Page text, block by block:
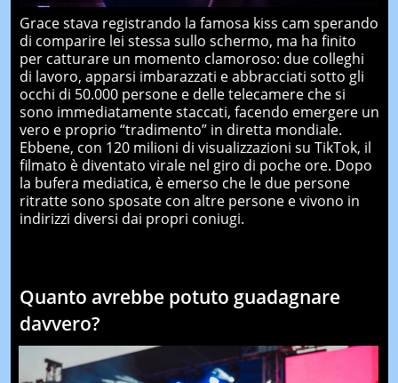
Grace stava registrando la famosa kiss cam sperando
di comparire lei stessa sullo schermo, ma ha finito
per catturare un momento clamoroso: due colleghi
di lavoro, apparsi imbarazzati e abbracciati sotto gli
occhi di 50.000 persone e delle telecamere che si
sono immediatamente staccati, facendo emergere un
vero e proprio “tradimento” in diretta mondiale.
Ebbene, con 120 milioni di visualizzazioni su TikTok, il
filmato è diventato virale nel giro di poche ore. Dopo
la bufera mediatica, è emerso che le due persone
ritratte sono sposate con altre persone e vivono in
indirizzi diversi dai propri coniugi.
Quanto avrebbe potuto guadagnare
davvero?